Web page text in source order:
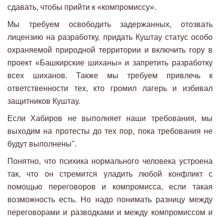
сдавать, чтобы прийти к «компромиссу».
Мы требуем освободить задержанных, отозвать
лицензию на разработку, придать Куштау статус особо
охраняемой природной территории и включить гору в
проект «Башкирские шиханы» и запретить разработку
всех шиханов. Также мы требуем привлечь к
ответственности тех, кто громил лагерь и избивал
защитников Куштау.
Если Хабиров не выполняет наши требования, мы
выходим на протесты до тех пор, пока требования не
будут выполнены".
Понятно, что психика нормального человека устроена
так, что он стремится уладить любой конфликт с
помощью переговоров и компромисса, если такая
возможность есть. Но надо понимать разницу между
переговорами и разводками и между компромиссом и